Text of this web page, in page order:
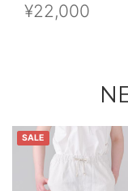
¥22,000
SALE